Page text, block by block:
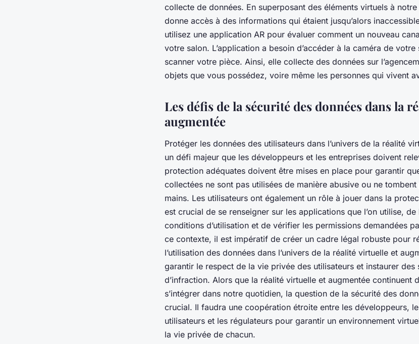
collecte de données. En superposant des éléments virtuels à
donne accès à des informations qui étaient jusqu’alors
utilisez une application AR pour évaluer comment un nouveau
votre salon. L’application a besoin d’accéder à la caméra de
scanner votre pièce. Ainsi, elle collecte des données sur
objets que vous possédez, voire même les personnes qui vivent
Les défis de la sécurité des données dans la
augmentée
Protéger les données des utilisateurs dans l’univers de la réalité
un défi majeur que les développeurs et les entreprises doivent
protection adéquates doivent être mises en place pour garantir
collectées ne sont pas utilisées de manière abusive ou ne
mains. Les utilisateurs ont également un rôle à jouer dans la
est crucial de se renseigner sur les applications que l’on utilise,
conditions d’utilisation et de vérifier les permissions demandées
ce contexte, il est impératif de créer un cadre légal robuste pour
l’utilisation des données dans l’univers de la réalité virtuelle et
garantir le respect de la vie privée des utilisateurs et instaurer des
d’infraction. Alors que la réalité virtuelle et augmentée continuent
s’intégrer dans notre quotidien, la question de la sécurité des
crucial. Il faudra une coopération étroite entre les développeurs,
utilisateurs et les régulateurs pour garantir un environnement
la vie privée de chacun.